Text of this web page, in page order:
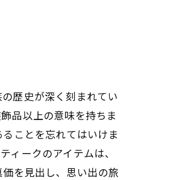
歴史が深く刻まれてい
品以上の意味を持ちま
ことを忘れてはいけま
ークのアイテムは、
を見出し、思い出の旅